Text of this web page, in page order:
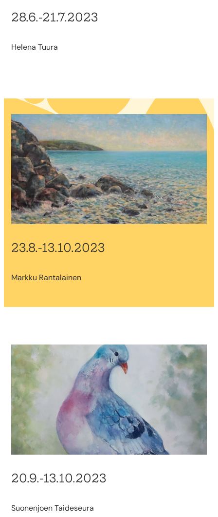
28.6.-21.7.2023
Helena Tuura
23.8.-13.10.2023
Markku Rantalainen
20.9.-13.10.2023
Suonenjoen Taideseura